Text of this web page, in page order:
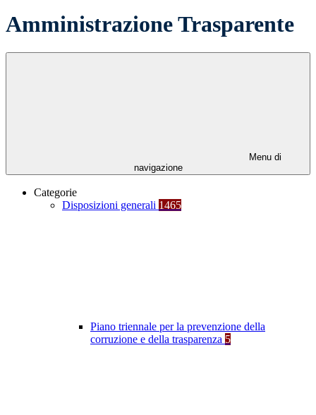
Amministrazione Trasparente
Menu di
navigazione
Categorie
Disposizioni generali 1465
Piano triennale per la prevenzione della
corruzione e della trasparenza 5